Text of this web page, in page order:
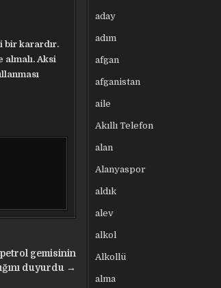
bir karardır.
almalı. Aksi
petrol gemisinin
duyurdu →
aday
adım
afgan
afganistan
aile
Akıllı Telefon
alan
Alanyaspor
aldık
alev
alkol
Alkollü
alma